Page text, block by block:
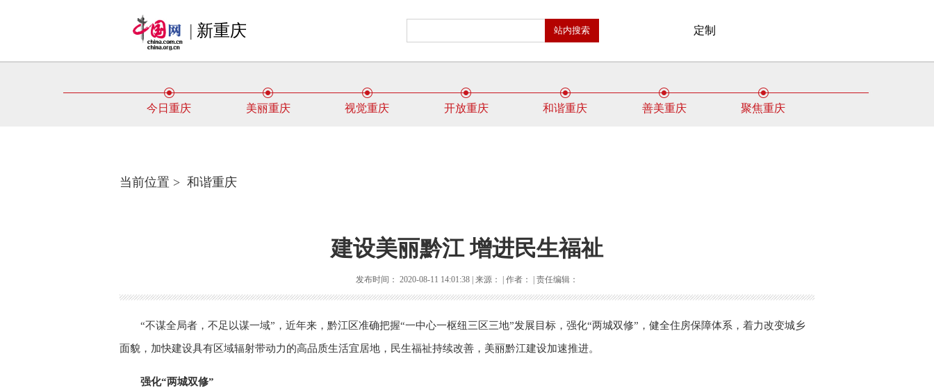
| 新重庆 定制
今日重庆 美丽重庆 视觉重庆 开放重庆 和谐重庆 善美重庆 聚焦重庆
当前位置 > 和谐重庆
建设美丽黔江 增进民生福祉
发布时间： 2020-08-11 14:01:38 | 来源： | 作者： | 责任编辑：
“不谋全局者，不足以谋一域”，近年来，黔江区准确把握“一中心一枢纽三区三地”发展目标，强化“两城双修”，健全住房保障体系，着力改变城乡
面貌，加快建设具有区域辐射带动力的高品质生活宜居地，民生福祉持续改善，美丽黔江建设加速推进。
强化“两城双修”